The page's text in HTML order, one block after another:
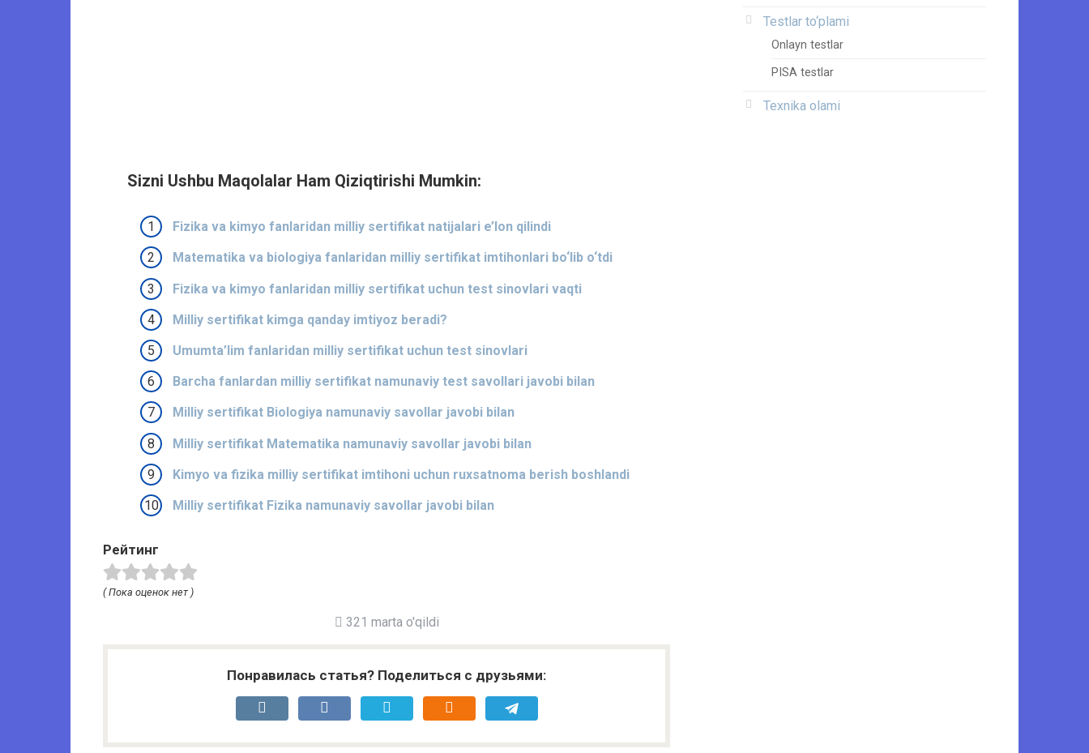
Sizni Ushbu Maqolalar Ham Qiziqtirishi Mumkin:
Fizika va kimyo fanlaridan milliy sertifikat natijalari e’lon qilindi
Matematika va biologiya fanlaridan milliy sertifikat imtihonlari bo‘lib o‘tdi
Fizika va kimyo fanlaridan milliy sertifikat uchun test sinovlari vaqti
Milliy sertifikat kimga qanday imtiyoz beradi?
Umumta’lim fanlaridan milliy sertifikat uchun test sinovlari
Barcha fanlardan milliy sertifikat namunaviy test savollari javobi bilan
Milliy sertifikat Biologiya namunaviy savollar javobi bilan
Milliy sertifikat Matematika namunaviy savollar javobi bilan
Kimyo va fizika milliy sertifikat imtihoni uchun ruxsatnoma berish boshlandi
Milliy sertifikat Fizika namunaviy savollar javobi bilan
Рейтинг
( Пока оценок нет )
321 marta o'qildi
Понравилась статья? Поделиться с друзьями:
Testlar to‘plami
Onlayn testlar
PISA testlar
Texnika olami